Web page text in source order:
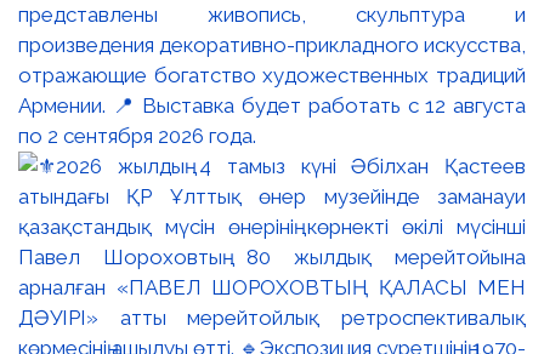
представлены живопись, скульптура и
произведения декоративно-прикладного искусства,
отражающие богатство художественных традиций
Армении. 📍 Выставка будет работать с 12 августа
по 2 сентября 2026 года.